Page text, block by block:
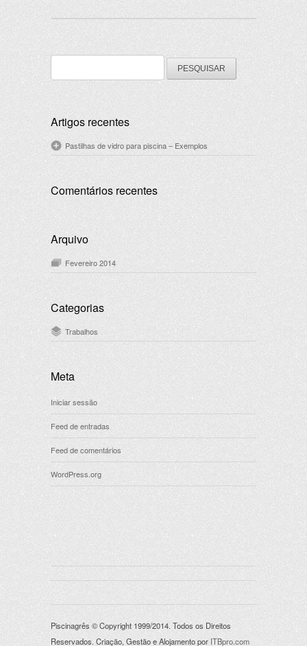
Pesquisar
por:
Artigos recentes
Pastilhas de vidro para piscina – Exemplos
Comentários recentes
Arquivo
Fevereiro 2014
Categorias
Trabalhos
Meta
Iniciar sessão
Feed de entradas
Feed de comentários
WordPress.org
Piscinagrês © Copyright 1999/2014. Todos os Direitos
Reservados. Criação, Gestão e Alojamento por ITBpro.com